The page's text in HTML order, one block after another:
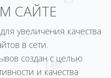
САЙТЕ
увеличения качества
в сети.
создан с целью
и качества